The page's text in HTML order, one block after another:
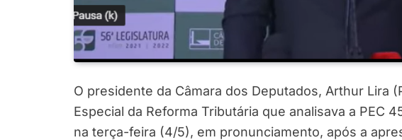
O presidente da Câmara dos Deputados, Arthur Lira
Especial da Reforma Tributária que analisava a PEC
na terça-feira (4/5), em pronunciamento, após a